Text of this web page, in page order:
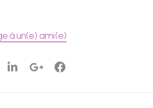
à un(e) ami(e)